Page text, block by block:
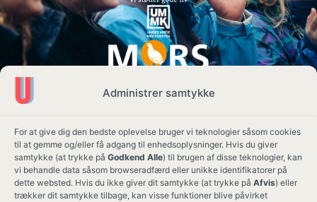
Administrer samtykke
For at give dig den bedste oplevelse bruger vi teknologier såsom cookies
til at gemme og/eller få adgang til enhedsoplysninger. Hvis du giver
samtykke (at trykke på Godkend Alle) til brugen af disse teknologier, kan
vi behandle data såsom browseradfærd eller unikke identifikatorer på
dette websted. Hvis du ikke giver dit samtykke (at trykke på Afvis) eller
trækker dit samtykke tilbage, kan visse funktioner blive påvirket